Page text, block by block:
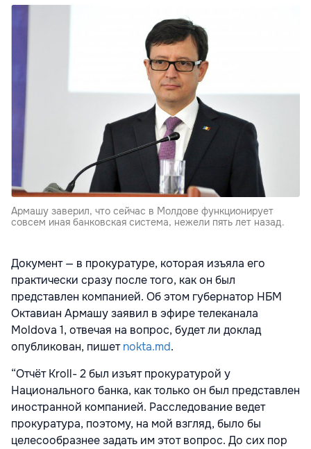
Армашу заверил, что сейчас в Молдове функционирует
совсем иная банковская система, нежели пять лет назад.
Документ — в прокуратуре, которая изъяла его
практически сразу после того, как он был
представлен компанией. Об этом губернатор НБМ
Октавиан Армашу заявил в эфире телеканала
Moldova 1, отвечая на вопрос, будет ли доклад
опубликован, пишетnokta.md.
“Отчёт Kroll- 2 был изъят прокуратурой у
Национального банка, как только он был представлен
иностранной компанией. Расследование ведет
прокуратура, поэтому, на мой взгляд, было бы
целесообразнее задать им этот вопрос. До сих пор